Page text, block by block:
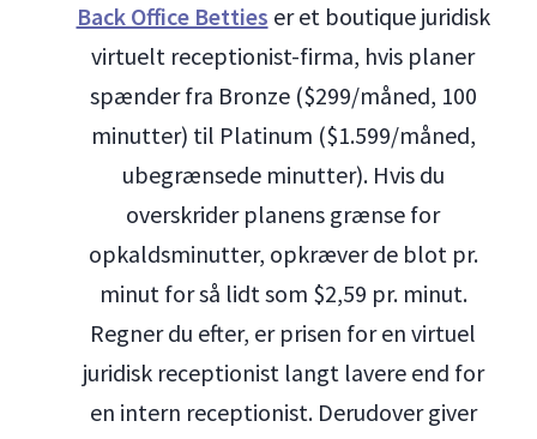
Back Office Betties er et boutique juridisk
virtuelt receptionist-firma, hvis planer
spænder fra Bronze ($299/måned, 100
minutter) til Platinum ($1.599/måned,
ubegrænsede minutter). Hvis du
overskrider planens grænse for
opkaldsminutter, opkræver de blot pr.
minut for så lidt som $2,59 pr. minut.
Regner du efter, er prisen for en virtuel
juridisk receptionist langt lavere end for
en intern receptionist. Derudover giver